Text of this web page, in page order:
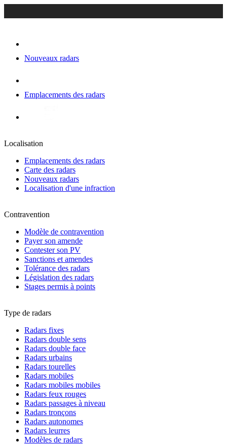
Nouveaux radars
Emplacements des radars
Localisation
Emplacements des radars
Carte des radars
Nouveaux radars
Localisation d'une infraction
Contravention
Modèle de contravention
Payer son amende
Contester son PV
Sanctions et amendes
Tolérance des radars
Législation des radars
Stages permis à points
Type de radars
Radars fixes
Radars double sens
Radars double face
Radars urbains
Radars tourelles
Radars mobiles
Radars mobiles mobiles
Radars feux rouges
Radars passages à niveau
Radars tronçons
Radars autonomes
Radars leurres
Modèles de radars